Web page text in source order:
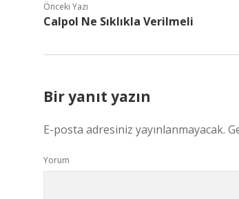
Önceki Yazı
Calpol Ne Sıklıkla Verilmeli
Bir yanıt yazın
E-posta adresiniz yayınlanmayacak.
Yorum